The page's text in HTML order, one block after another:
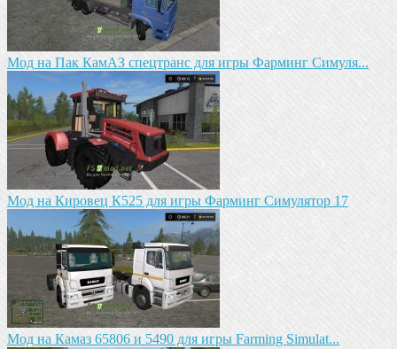
Mод на Пак КамАЗ спецтранс для игры Фарминг Симуля...
Mод на Кировец К525 для игры Фарминг Симулятор 17
Мод на Камаз 65806 и 5490 для игры Farming Simulat...